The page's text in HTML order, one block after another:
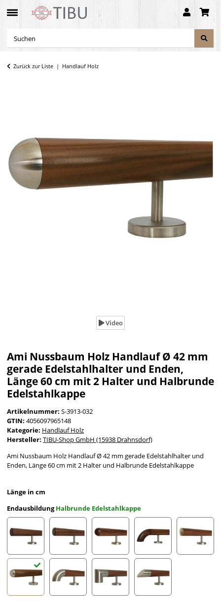
Zurück zur Liste Handlauf Holz
Video
Ami Nussbaum Holz Handlauf Ø 42 mm
gerade Edelstahlhalter und Enden,
Länge 60 cm mit 2 Halter und Halbrunde
Edelstahlkappe
Artikelnummer: S-3913-032
GTIN: 4056097965148
Kategorie: Handlauf Holz
Hersteller: TIBU-Shop GmbH (15938 Drahnsdorf)
Ami Nussbaum Holz Handlauf Ø 42 mm gerade Edelstahlhalter und
Enden, Länge 60 cm mit 2 Halter und Halbrunde Edelstahlkappe
Länge in cm
EndausbildungHalbrunde Edelstahlkappe
gefast Radius gefrästHalbkugel gefrästHolzkrümmling